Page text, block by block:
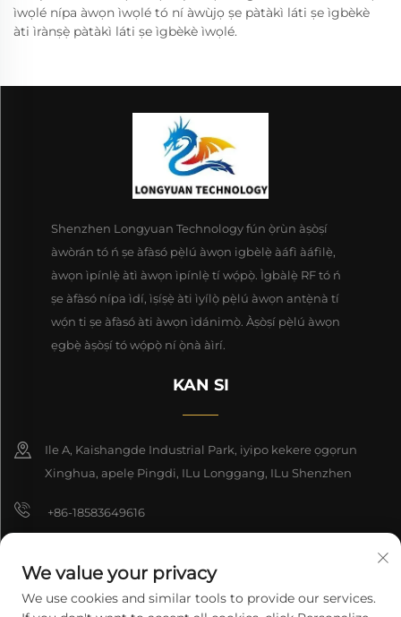
ìwọlé nípa àwọn ìwọlé tó ní àwùjọ ṣe pàtàkì láti ṣe ìgbèkè
àti ìrànṣẹ̀ pàtàkì láti ṣe ìgbèkè ìwọlé.
Shenzhen Longyuan Technology fún ọ̀rùn àṣòṣí
àwòrán tó ń ṣe àfàsó pẹ̀lú àwọn igbèlẹ̀ àáfì àáfìlẹ̀,
àwọn ìpínlẹ̀ àtì àwọn ìpínlẹ̀ tí wọ́pọ̀. Ìgbàlẹ̀ RF tó ń
ṣe àfàsó nípa ìdí, ìṣíṣẹ̀ àti ìyílọ̀ pẹ̀lú àwọn antẹ̀nà tí
wọ́n ti ṣe àfàsó àti àwọn ìdánimọ̀. Àṣòṣí pẹ̀lú àwọn
ẹgbẹ̀ àṣòṣí tó wọ́pọ̀ ní ọ̀nà àìrí.
KAN SI
Ile A, Kaishangde Industrial Park, iyipo kekere ọgọrun
Xinghua, apelẹ Pingdi, ILu Longgang, ILu Shenzhen
+86-18583649616
8618165761396
We value your privacy
We use cookies and similar tools to provide our services.